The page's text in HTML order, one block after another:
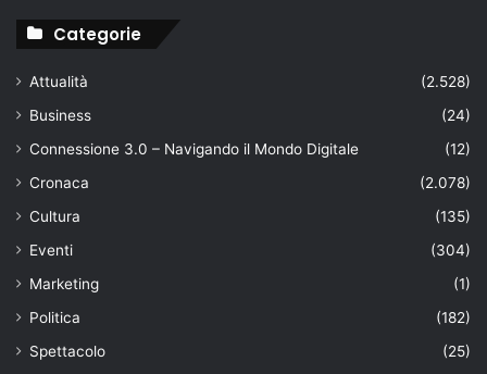
Categorie
Attualità
(2.528)
Business
(24)
Connessione 3.0 – Navigando il Mondo Digitale
(12)
Cronaca
(2.078)
Cultura
(135)
Eventi
(304)
Marketing
(1)
Politica
(182)
Spettacolo
(25)